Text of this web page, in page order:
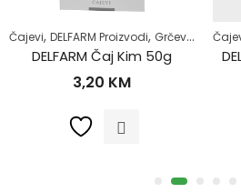
Čajevi, DELFARM Proizvodi, Grčevi kod beba
DELFARM Čaj Kim 50g
3,20 KM